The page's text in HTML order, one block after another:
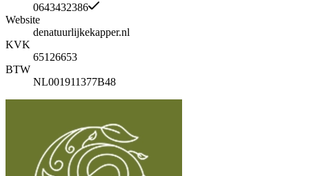
0643432386
Website
denatuurlijkekapper.nl
KVK
65126653
BTW
NL001911377B48